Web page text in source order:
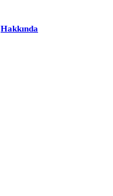
Hakkında